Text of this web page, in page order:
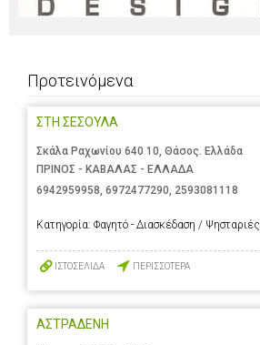
Προτεινόμενα
ΣΤΗ ΣΕΣΟΥΛΑ
Σκάλα Ραχωνίου 640 10, Θάσος. Ελλάδα
ΠΡΙΝΟΣ - ΚΑΒΑΛΑΣ - ΕΛΛΑΔΑ
6942959958, 6972477290, 2593081118
Κατηγορία: Φαγητό - Διασκέδαση / Ψησταριές
ΙΣΤΟΣΕΛΙΔΑ ΠΕΡΙΣΣΟΤΕΡΑ
ΑΣΤΡΑΔΕΝΗ